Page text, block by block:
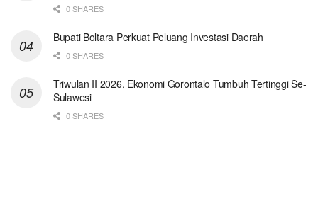
0 SHARES
Bupati Boltara Perkuat Peluang Investasi Daerah
0 SHARES
Triwulan II 2026, Ekonomi Gorontalo Tumbuh Tertinggi Se-
Sulawesi
0 SHARES